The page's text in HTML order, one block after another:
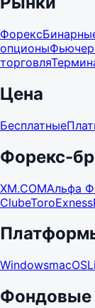
Форекс
опционы
торговля
Цена
Бесплатные
Форекс-
XM.COMАльфа
ClubeToroExness
WindowsmacOS
Фондовые